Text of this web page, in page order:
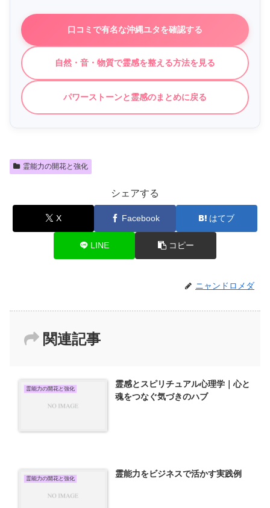
口コミで有名な沖縄ユタを確認する
自然・音・物質で霊感を整える方法を見る
パワーストーンと霊感のまとめに戻る
霊能力の開花と強化
シェアする
X Facebook はてブ
LINE コピー
ニャンドロメダ
関連記事
霊能力の開花と強化
霊感とスピリチュアル心理学｜心と
魂をつなぐ気づきのハブ
霊能力の開花と強化 霊能力をビジネスで活かす実践例